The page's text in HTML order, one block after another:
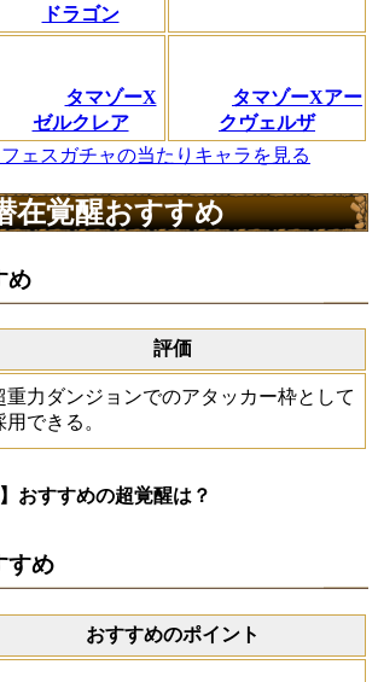
ドラゴン
タマゾーX
ゼルクレア
タマゾーXアー
クヴェルザ
ェスガチャの当たりキャラを見る
在覚醒おすすめ
め
評価
重力ダンジョンでのアタッカー枠として
用できる。
おすすめの超覚醒は？
すめ
おすすめのポイント